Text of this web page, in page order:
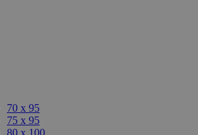
70 x 95
75 x 95